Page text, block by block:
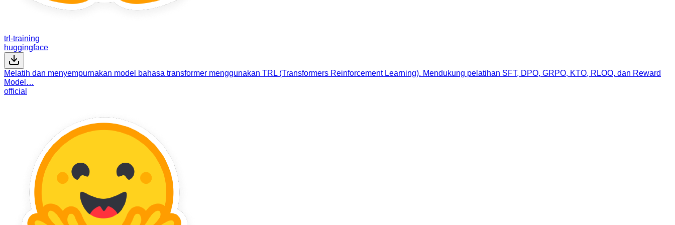
trl-training
huggingface
Melatih dan menyempurnakan model bahasa transformer menggunakan TRL (Transformers Reinforcement Learning). Mendukung pelatihan SFT, DPO, GRPO, KTO, RLOO, dan Reward
Model…
official